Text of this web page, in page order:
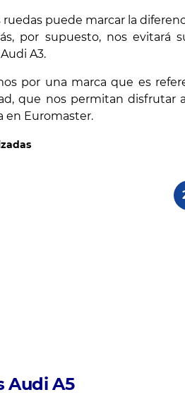
ruedas puede marcar la
por supuesto, nos
A3.
por una marca que es
que nos permitan disfrutar
en Euromaster.
Audi A5